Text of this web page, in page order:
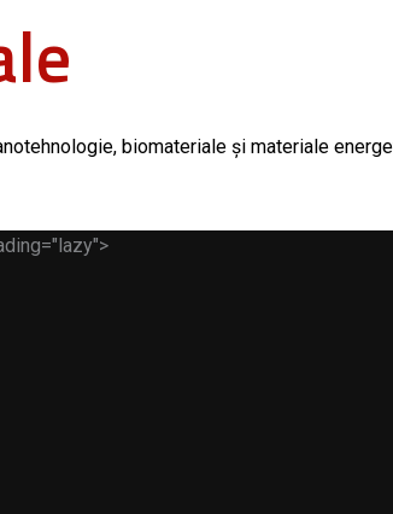
biomateriale și materiale